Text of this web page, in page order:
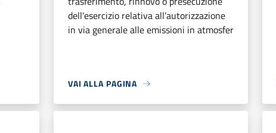
dell'esercizio relativa all'autorizzazione
in via generale alle emissioni in atmosfer
VAI ALLA PAGINA